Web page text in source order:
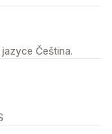
Čeština.